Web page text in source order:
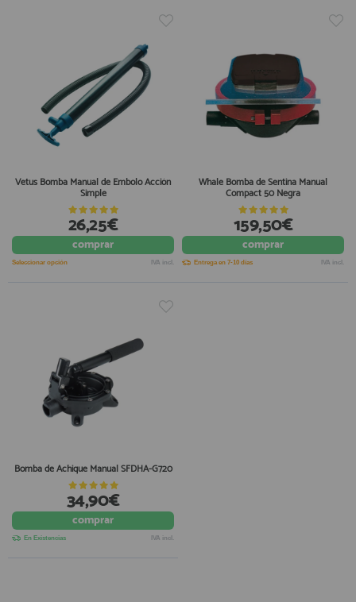
Vetus Bomba Manual de Embolo Acción
Simple
26,25€
comprar
Seleccionar opción IVA incl.
Whale Bomba de Sentina Manual
Compact 50 Negra
159,50€
comprar
Entrega en 7-10 días IVA incl.
Bomba de Achique Manual SFDHA-G720
34,90€
comprar
En Existencias IVA incl.